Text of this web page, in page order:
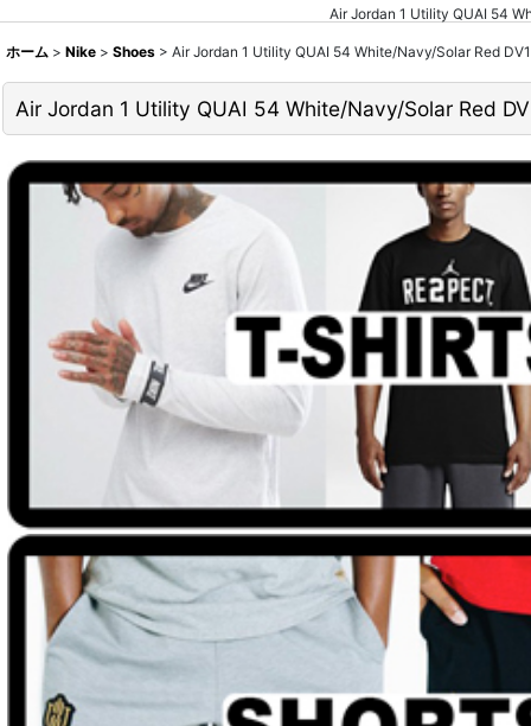
Air Jordan 1 Utility QUAI 54
ホーム > Nike > Shoes > Air Jordan 1 Utility QUAI 54 White/Navy/Solar Red
Air Jordan 1 Utility QUAI 54 White/Navy/Solar Red